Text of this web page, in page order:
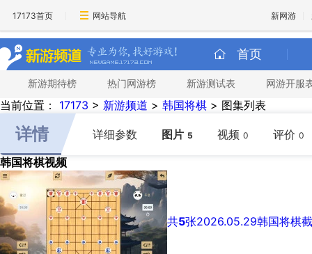
17173首页 网站导航 新网游
首页
新游期待榜 热门网游榜 新游测试表 网游开服
当前位置： 17173 > 新游频道 > 韩国将棋 > 图集列表
详情 详细参数 图片 5 视频 0 评价 0
韩国将棋视频
共5张2026.05.29韩国将棋